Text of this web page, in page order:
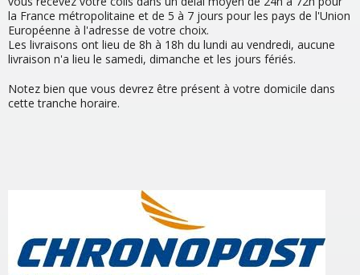
la France métropolitaine et de 5 à 7 jours pour les pays de l'Union
Européenne à l'adresse de votre choix.
Les livraisons ont lieu de 8h à 18h du lundi au vendredi, aucune
livraison n'a lieu le samedi, dimanche et les jours fériés.
Notez bien que vous devrez être présent à votre domicile dans
cette tranche horaire.